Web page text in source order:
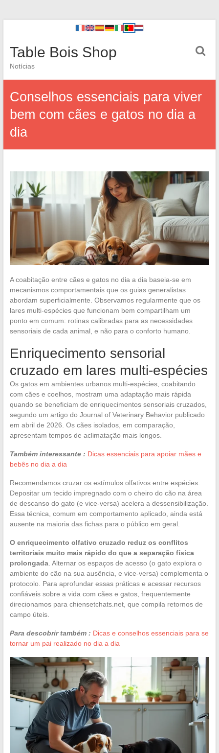
Table Bois Shop
Notícias
Conselhos essenciais para viver
bem com cães e gatos no dia a
dia
A coabitação entre cães e gatos no dia a dia baseia-se em
mecanismos comportamentais que os guias generalistas
abordam superficialmente. Observamos regularmente que os
lares multi-espécies que funcionam bem compartilham um
ponto em comum: rotinas calibradas para as necessidades
sensoriais de cada animal, e não para o conforto humano.
Enriquecimento sensorial
cruzado em lares multi-espécies
Os gatos em ambientes urbanos multi-espécies, coabitando
com cães e coelhos, mostram uma adaptação mais rápida
quando se beneficiam de enriquecimentos sensoriais cruzados,
segundo um artigo do Journal of Veterinary Behavior publicado
em abril de 2026. Os cães isolados, em comparação,
apresentam tempos de aclimatação mais longos.
Também interessante : Dicas essenciais para apoiar mães e
bebês no dia a dia
Recomendamos cruzar os estímulos olfativos entre espécies.
Depositar um tecido impregnado com o cheiro do cão na área
de descanso do gato (e vice-versa) acelera a dessensibilização.
Essa técnica, comum em comportamento aplicado, ainda está
ausente na maioria das fichas para o público em geral.
O enriquecimento olfativo cruzado reduz os conflitos
territoriais muito mais rápido do que a separação física
prolongada. Alternar os espaços de acesso (o gato explora o
ambiente do cão na sua ausência, e vice-versa) complementa o
protocolo. Para aprofundar essas práticas e acessar recursos
confiáveis sobre a vida com cães e gatos, frequentemente
direcionamos para chiensetchats.net, que compila retornos de
campo úteis.
Para descobrir também : Dicas e conselhos essenciais para se
tornar um pai realizado no dia a dia